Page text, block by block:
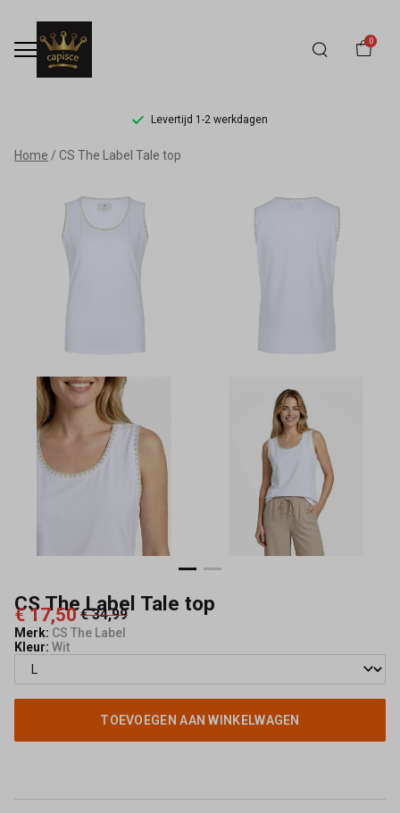
0
Levertijd 1-2 werkdagen
CS
Label
Tale
Capisce
Mode
Home CS The Label Tale top
CS The Label Tale top
€ 17,50 € 34,99
Merk: CS The Label
Kleur: Wit
TOEVOEGEN AAN WINKELWAGEN